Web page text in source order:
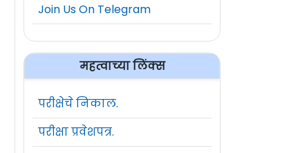
Join Us On Telegram
महत्वाच्या लिंक्स
परीक्षेचे निकाल.
परीक्षा प्रवेशपत्र.